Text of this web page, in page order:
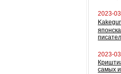
2023-
2023-
самых